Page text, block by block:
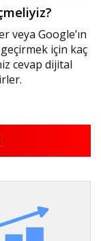
veya Google’ın
için kaç
cevap dijital